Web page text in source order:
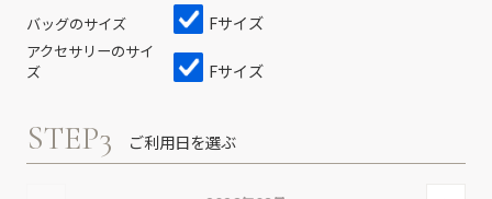
バッグのサイズ Fサイズ
アクセサリーのサイ
ズ
Fサイズ
STEP3 ご利用日を選ぶ